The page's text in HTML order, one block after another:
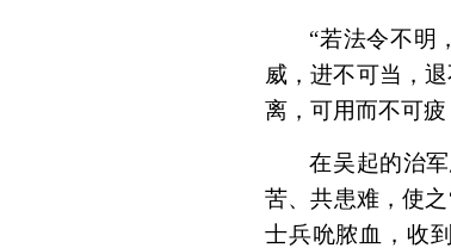
“若法令不明
威，进不可当，
离，可用而不可
在吴起的治
苦、共患难，使
士兵吮脓血，收